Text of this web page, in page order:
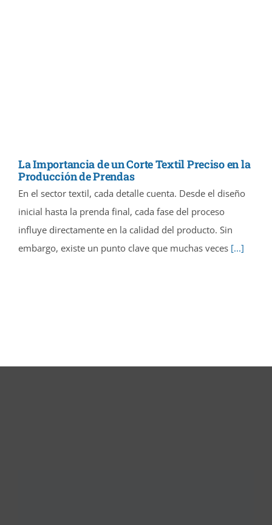
La Importancia de un Corte Textil Preciso en la
Producción de Prendas
En el sector textil, cada detalle cuenta. Desde el diseño
inicial hasta la prenda final, cada fase del proceso
influye directamente en la calidad del producto. Sin
embargo, existe un punto clave que muchas veces[...]